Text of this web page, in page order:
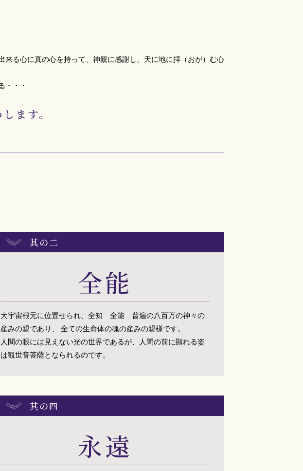
る心に真の心を持って、神親に感謝し、天に地に拝（おが）む心
・・・
ます。
其の二
全能
大宇宙根元に位置せられ、全知 全能 普遍の八百万の神々の
産みの親であり、 全ての生命体の魂の産みの親様です。
人間の眼には見えない光の世界であるが、人間の前に顕れる姿
は観世音菩薩となられるのです。
其の四
永遠